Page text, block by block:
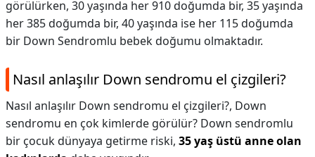
görülürken, 30 yaşında her 910 doğumda bir, 35 yaşında
her 385 doğumda bir, 40 yaşında ise her 115 doğumda
bir Down Sendromlu bebek doğumu olmaktadır.
Nasıl anlaşılır Down sendromu el çizgileri?
Nasıl anlaşılır Down sendromu el çizgileri?, Down
sendromu en çok kimlerde görülür? Down sendromlu
bir çocuk dünyaya getirme riski, 35 yaş üstü anne olan